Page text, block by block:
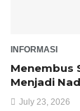
INFORMASI
Menembus
Menjadi
July 23, 2026